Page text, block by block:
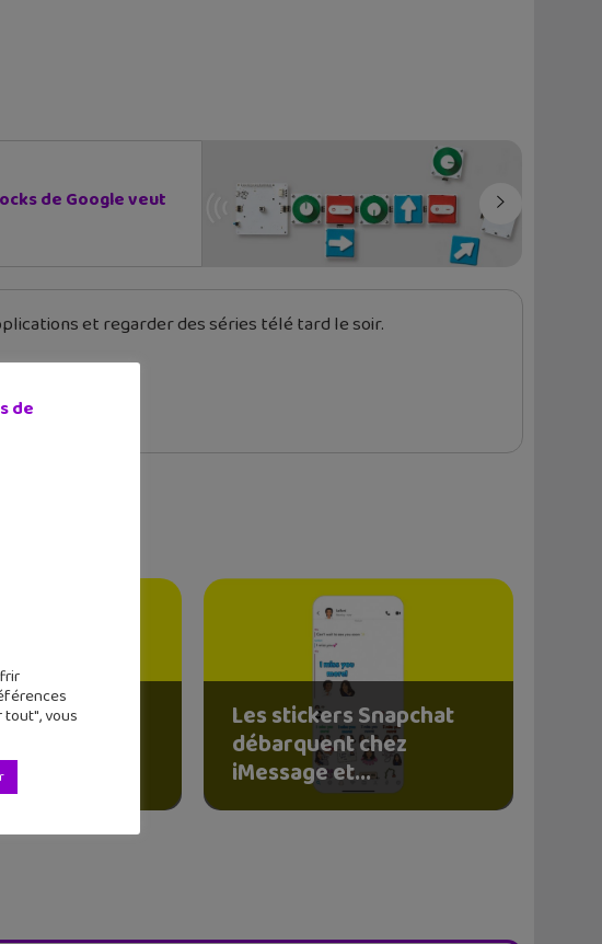
de Google veut
et regarder des séries télé tard le soir.
:
utiliser
Les stickers Snapchat
débarquent chez
iMessage et...
de
vous